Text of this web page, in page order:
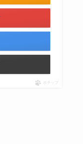
ポチップ